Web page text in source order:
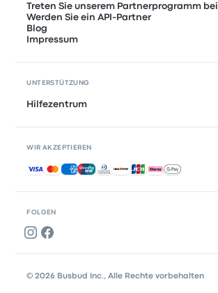
FOLGEN
Treten Sie unserem Partnerprogramm bei
Werden Sie ein API-Partner
Blog
Impressum
UNTERSTÜTZUNG
Hilfezentrum
WIR AKZEPTIEREN
Akzeptierte Zahlungsmethoden
© 2026 Busbud Inc., Alle Rechte vorbehalten